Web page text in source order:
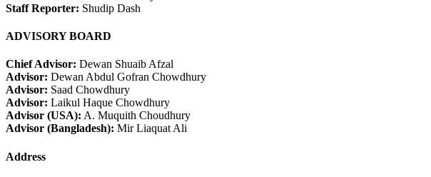
Staff Reporter: Shudip Dash
ADVISORY BOARD
Chief Advisor: Dewan Shuaib Afzal
Advisor: Dewan Abdul Gofran Chowdhury
Advisor: Saad Chowdhury
Advisor: Laikul Haque Chowdhury
Advisor (USA): A. Muquith Choudhury
Advisor (Bangladesh): Mir Liaquat Ali
Address